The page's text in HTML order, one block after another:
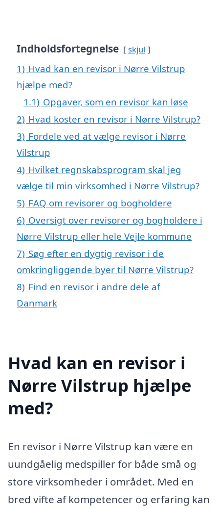
Indholdsfortegnelse skjul
1) Hvad kan en revisor i Nørre Vilstrup
hjælpe med?
1.1) Opgaver, som en revisor kan løse
2) Hvad koster en revisor i Nørre Vilstrup?
3) Fordele ved at vælge revisor i Nørre
Vilstrup
4) Hvilket regnskabsprogram skal jeg
vælge til min virksomhed i Nørre Vilstrup?
5) FAQ om revisorer og bogholdere
6) Oversigt over revisorer og bogholdere i
Nørre Vilstrup eller hele Vejle kommune
7) Søg efter en dygtig revisor i de
omkringliggende byer til Nørre Vilstrup?
8) Find en revisor i andre dele af
Danmark
Hvad kan en revisor i
Nørre Vilstrup hjælpe
med?
En revisor i Nørre Vilstrup kan være en
uundgåelig medspiller for både små og
store virksomheder i området. Med en
bred vifte af kompetencer og erfaring kan